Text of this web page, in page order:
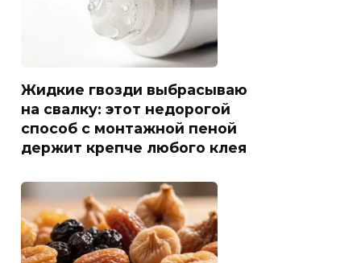
Жидкие гвозди выбрасываю
на свалку: этот недорогой
способ с монтажной пеной
держит крепче любого клея